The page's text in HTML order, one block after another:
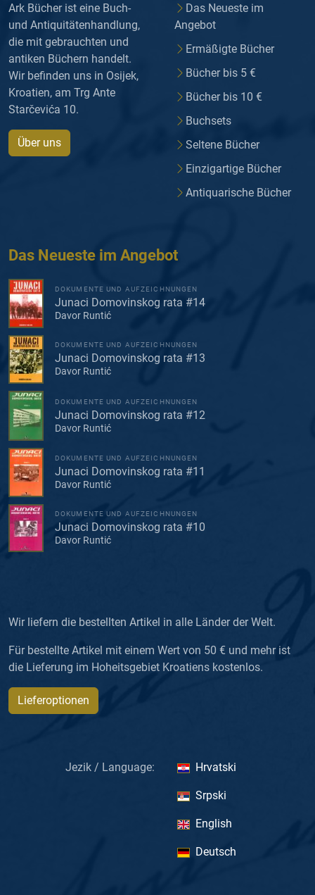
Ark Bücher ist eine Buch-
und Antiquitätenhandlung,
die mit gebrauchten und
antiken Büchern handelt.
Wir befinden uns in Osijek,
Kroatien, am Trg Ante
Starčevića 10.
Über uns
Das Neueste im
Angebot
Ermäßigte Bücher
Bücher bis 5 €
Bücher bis 10 €
Buchsets
Seltene Bücher
Einzigartige Bücher
Antiquarische Bücher
Das Neueste im Angebot
DOKUMENTE UND AUFZEICHNUNGEN
Junaci Domovinskog rata #14
Davor Runtić
DOKUMENTE UND AUFZEICHNUNGEN
Junaci Domovinskog rata #13
Davor Runtić
DOKUMENTE UND AUFZEICHNUNGEN
Junaci Domovinskog rata #12
Davor Runtić
DOKUMENTE UND AUFZEICHNUNGEN
Junaci Domovinskog rata #11
Davor Runtić
DOKUMENTE UND AUFZEICHNUNGEN
Junaci Domovinskog rata #10
Davor Runtić
Wir liefern die bestellten Artikel in alle Länder der Welt.
Für bestellte Artikel mit einem Wert von 50 € und mehr ist
die Lieferung im Hoheitsgebiet Kroatiens kostenlos.
Lieferoptionen
Jezik / Language: Hrvatski
Srpski
English
Deutsch